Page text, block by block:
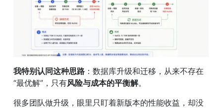
我特别认同这种思路 ：数据库升级和迁移，从来不存在
“最优解”，只有风险与成本的平衡解。
很多团队做升级，眼里只盯着新版本的性能收益，却没